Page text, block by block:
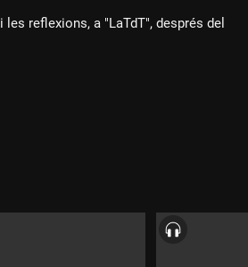
les reflexions, a "LaTdT", després del